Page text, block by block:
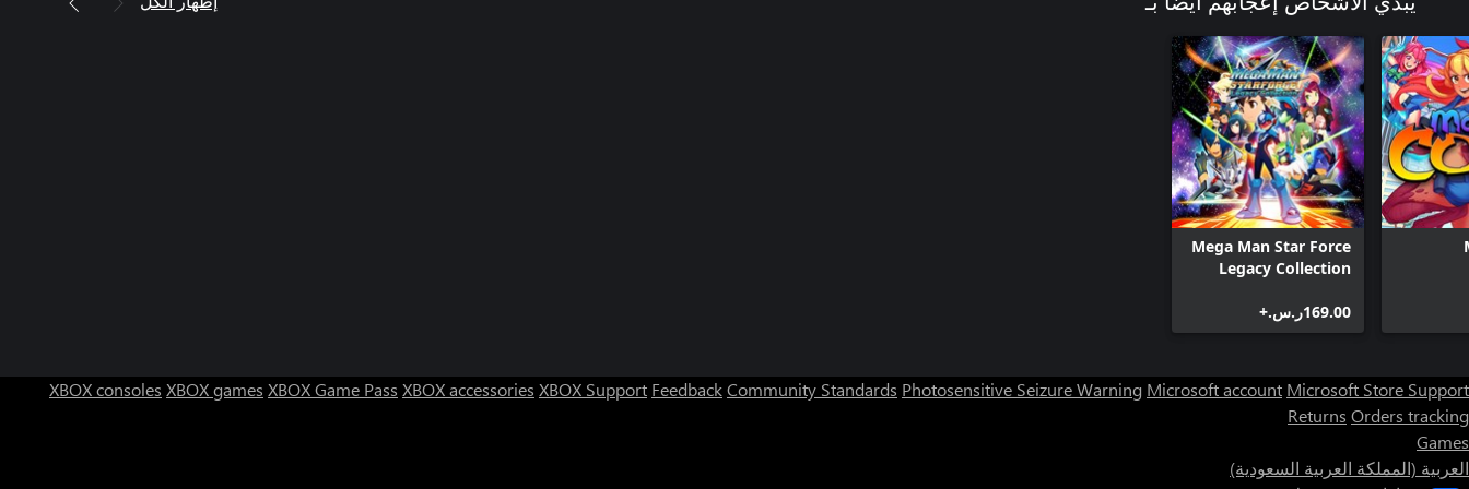
Mega Man Star Force
Legacy Collection
‪ر.س.‏‎169.00‬+
XBOX consoles XBOX games XBOX Game Pass XBOX accessories XBOX Support FeedbackCommunity Standards Photosensitive Seizure Warning Microsoft account Microsoft Store Support
Returns Orders tracking
Games
العربية (المملكة العربية السعودية)